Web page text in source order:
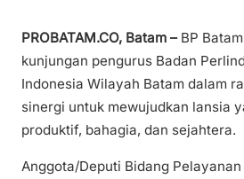
PROBATAM.CO, Batam – BP
kunjungan pengurus Badan
Indonesia Wilayah Batam dalam
sinergi untuk mewujudkan lansia
produktif, bahagia, dan sejahtera.
Anggota/Deputi Bidang Pelayanan